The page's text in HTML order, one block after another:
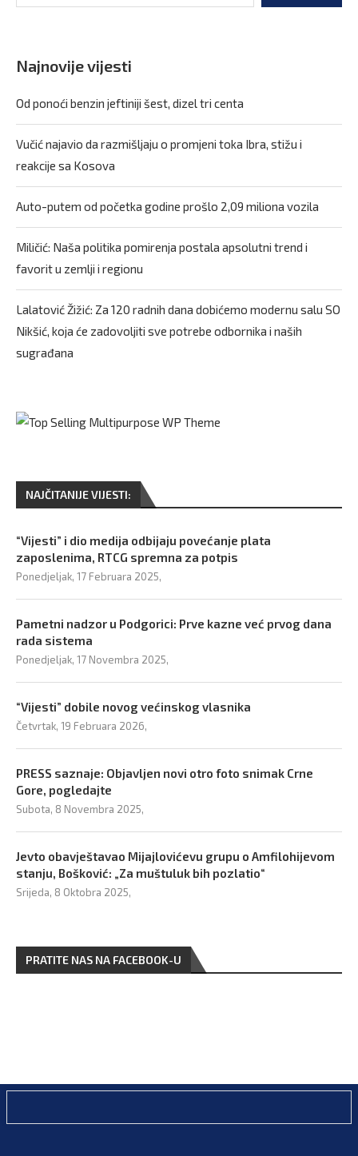
Najnovije vijesti
Od ponoći benzin jeftiniji šest, dizel tri centa
Vučić najavio da razmišljaju o promjeni toka Ibra, stižu i
reakcije sa Kosova
Auto-putem od početka godine prošlo 2,09 miliona vozila
Miličić: Naša politika pomirenja postala apsolutni trend i
favorit u zemlji i regionu
Lalatović Žižić: Za 120 radnih dana dobićemo modernu salu SO
Nikšić, koja će zadovoljiti sve potrebe odbornika i naših
sugrađana
NAJČITANIJE VIJESTI:
“Vijesti” i dio medija odbijaju povećanje plata
zaposlenima, RTCG spremna za potpis
Ponedjeljak, 17 Februara 2025,
Pametni nadzor u Podgorici: Prve kazne već prvog dana
rada sistema
Ponedjeljak, 17 Novembra 2025,
“Vijesti” dobile novog većinskog vlasnika
Četvrtak, 19 Februara 2026,
PRESS saznaje: Objavljen novi otro foto snimak Crne
Gore, pogledajte
Subota, 8 Novembra 2025,
Jevto obavještavao Mijajlovićevu grupu o Amfilohijevom
stanju, Bošković: „Za muštuluk bih pozlatio“
Srijeda, 8 Oktobra 2025,
PRATITE NAS NA FACEBOOK-U